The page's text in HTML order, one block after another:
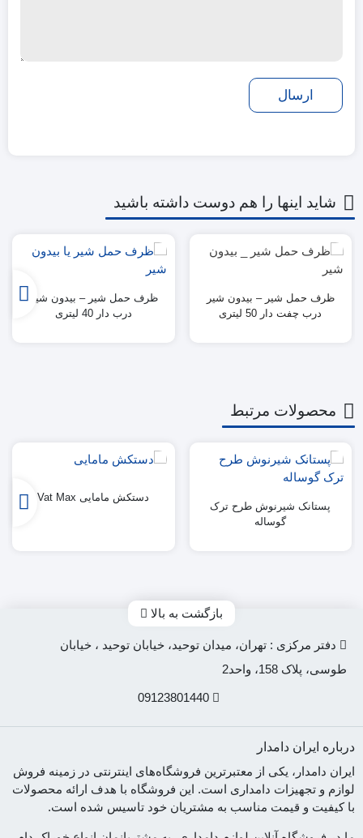
شاید اینها را هم دوست داشته باشید
ظرف حمل شیر – بیدون شیر
درب چفت دار 50 لیتری
ظرف حمل شیر – بیدون شیر
درب دار 40 لیتری
محصولات مرتبط
پستانک شیرنوش طرح ترک
گوساله
دستکش مامایی Vat Max
بازگشت به بالا
دفتر مرکزی : تهران، میدان توحید، خیابان توحید ، خیابان
طوسی، پلاک 158، واحد2
09123801440
درباره ایران دامدار
ایران دامدار، یکی از معتبرترین فروشگاه‌های اینترنتی در زمینه فروش
لوازم و تجهیزات دامداری است. این فروشگاه با هدف ارائه محصولات
با کیفیت و قیمت مناسب به مشتریان خود تاسیس شده است.